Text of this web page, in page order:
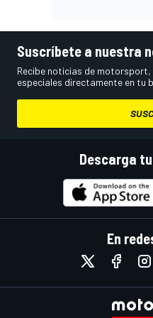
Suscríbete a nuestra
Recibe noticias de
especiales directamente en tu
Descarga
En